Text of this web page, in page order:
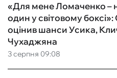
3 серпня 09:08
«Для мене Ломаченко –
один у світовому
оцінив шанси Усика,
Чухаджяна